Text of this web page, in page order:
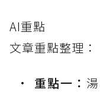
AI重點
文章重點整理：
重點一：